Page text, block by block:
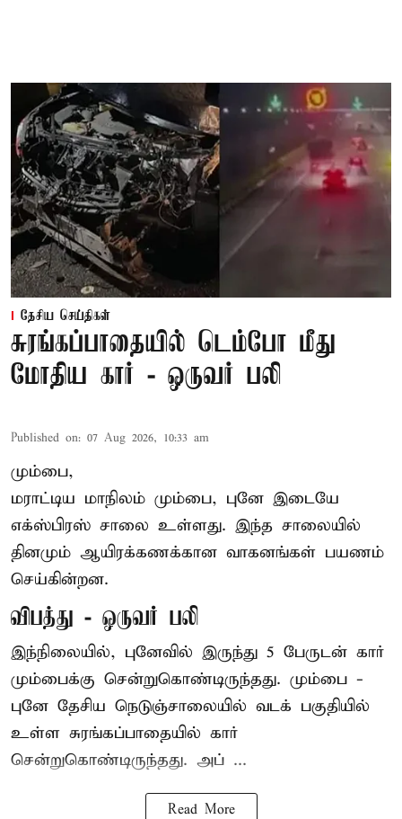
தேசிய செய்திகள்
சுரங்கப்பாதையில் டெம்போ மீது
மோதிய கார் - ஒருவர் பலி
Published on: 07 Aug 2026, 10:33 am
மும்பை,
மராட்டிய மாநிலம் மும்பை, புனே இடையே
எக்ஸ்பிரஸ் சாலை உள்ளது. இந்த சாலையில்
தினமும் ஆயிரக்கணக்கான வாகனங்கள் பயணம்
செய்கின்றன.
விபத்து - ஒருவர் பலி
இந்நிலையில், புனேவில் இருந்து 5 பேருடன் கார்
மும்பைக்கு சென்றுகொண்டிருந்தது. மும்பை -
புனே தேசிய நெடுஞ்சாலையில் வடக் பகுதியில்
உள்ள சுரங்கப்பாதையில் கார்
சென்றுகொண்டிருந்தது. அப் ...
Read More